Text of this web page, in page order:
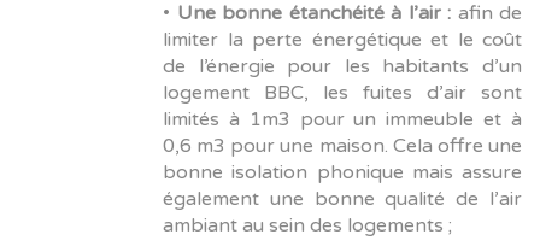
• Une bonne étanchéité à l’air : afin de
limiter la perte énergétique et le coût
de l’énergie pour les habitants d’un
logement BBC, les fuites d’air sont
limités à 1m3 pour un immeuble et à
0,6 m3 pour une maison. Cela offre une
bonne isolation phonique mais assure
également une bonne qualité de l’air
ambiant au sein des logements ;